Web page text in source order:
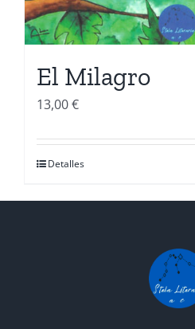
El Milagro
13,00€
Detalles